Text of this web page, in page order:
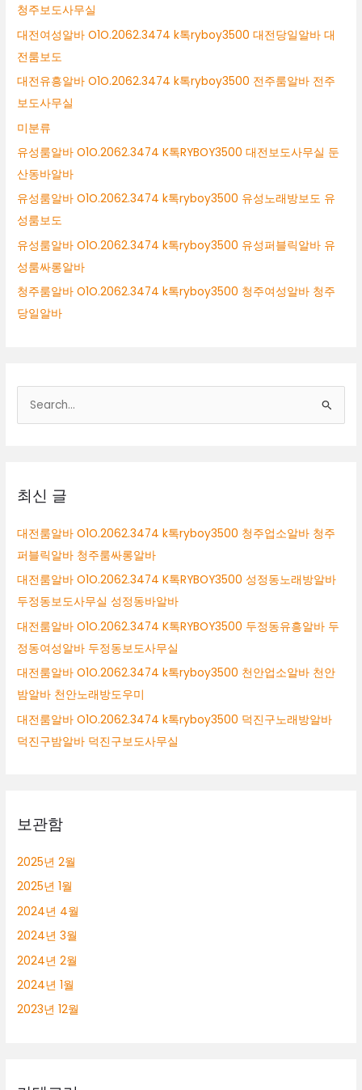
청주보도사무실
대전여성알바 O1O.2062.3474 k톡ryboy3500 대전당일알바 대
전룸보도
대전유흥알바 O1O.2062.3474 k톡ryboy3500 전주룸알바 전주
보도사무실
미분류
유성룸알바 O1O.2062.3474 K톡RYBOY3500 대전보도사무실 둔
산동바알바
유성룸알바 O1O.2062.3474 k톡ryboy3500 유성노래방보도 유
성룸보도
유성룸알바 O1O.2062.3474 k톡ryboy3500 유성퍼블릭알바 유
성룸싸롱알바
청주룸알바 O1O.2062.3474 k톡ryboy3500 청주여성알바 청주
당일알바
색
최신 글
대전룸알바 O1O.2062.3474 k톡ryboy3500 청주업소알바 청주
퍼블릭알바 청주룸싸롱알바
대전룸알바 O1O.2062.3474 K톡RYBOY3500 성정동노래방알바
두정동보도사무실 성정동바알바
대전룸알바 O1O.2062.3474 K톡RYBOY3500 두정동유흥알바 두
정동여성알바 두정동보도사무실
대전룸알바 O1O.2062.3474 k톡ryboy3500 천안업소알바 천안
밤알바 천안노래방도우미
대전룸알바 O1O.2062.3474 k톡ryboy3500 덕진구노래방알바
덕진구밤알바 덕진구보도사무실
보관함
2025년 2월
2025년 1월
2024년 4월
2024년 3월
2024년 2월
2024년 1월
2023년 12월